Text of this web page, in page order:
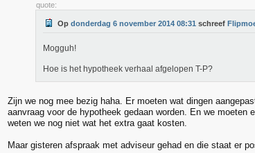
quote:
Op donderdag 6 november 2014 08:31 schreef
Mogguh!
Hoe is het hypotheek verhaal afgelopen T-P?
Zijn we nog mee bezig haha. Er moeten wat dingen
aanvraag voor de hypotheek gedaan worden. En we
weten we nog niet wat het extra gaat kosten.
Maar gisteren afspraak met adviseur gehad en die staat er